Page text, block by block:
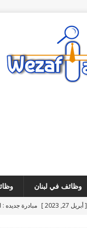
وظائف في لبنان
[ أبريل 27, 2023 ] مبادرة جديده :